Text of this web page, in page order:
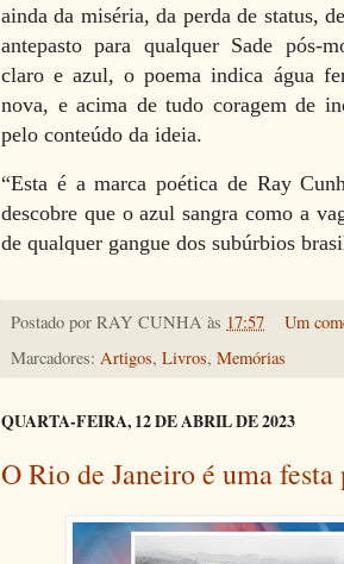
ainda da miséria, da perda de status,
antepasto para qualquer Sade pós-
claro e azul, o poema indica água
nova, e acima de tudo coragem de
pelo conteúdo da ideia.
“Esta é a marca poética de Ray
descobre que o azul sangra como a
de qualquer gangue dos subúrbios
Postado por RAY CUNHA às 17:57
Um
Marcadores: Artigos, Livros, Memórias
QUARTA-FEIRA, 12 DE ABRIL DE 2023
O Rio de Janeiro é uma festa